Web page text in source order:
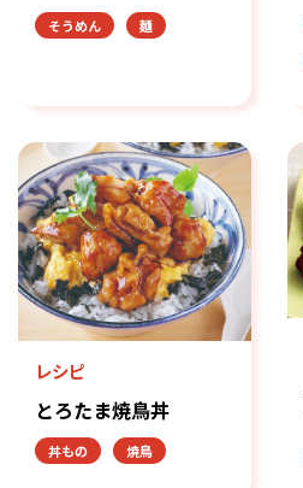
そうめん 麺
レシピ
とろたま焼鳥丼
丼もの 焼鳥